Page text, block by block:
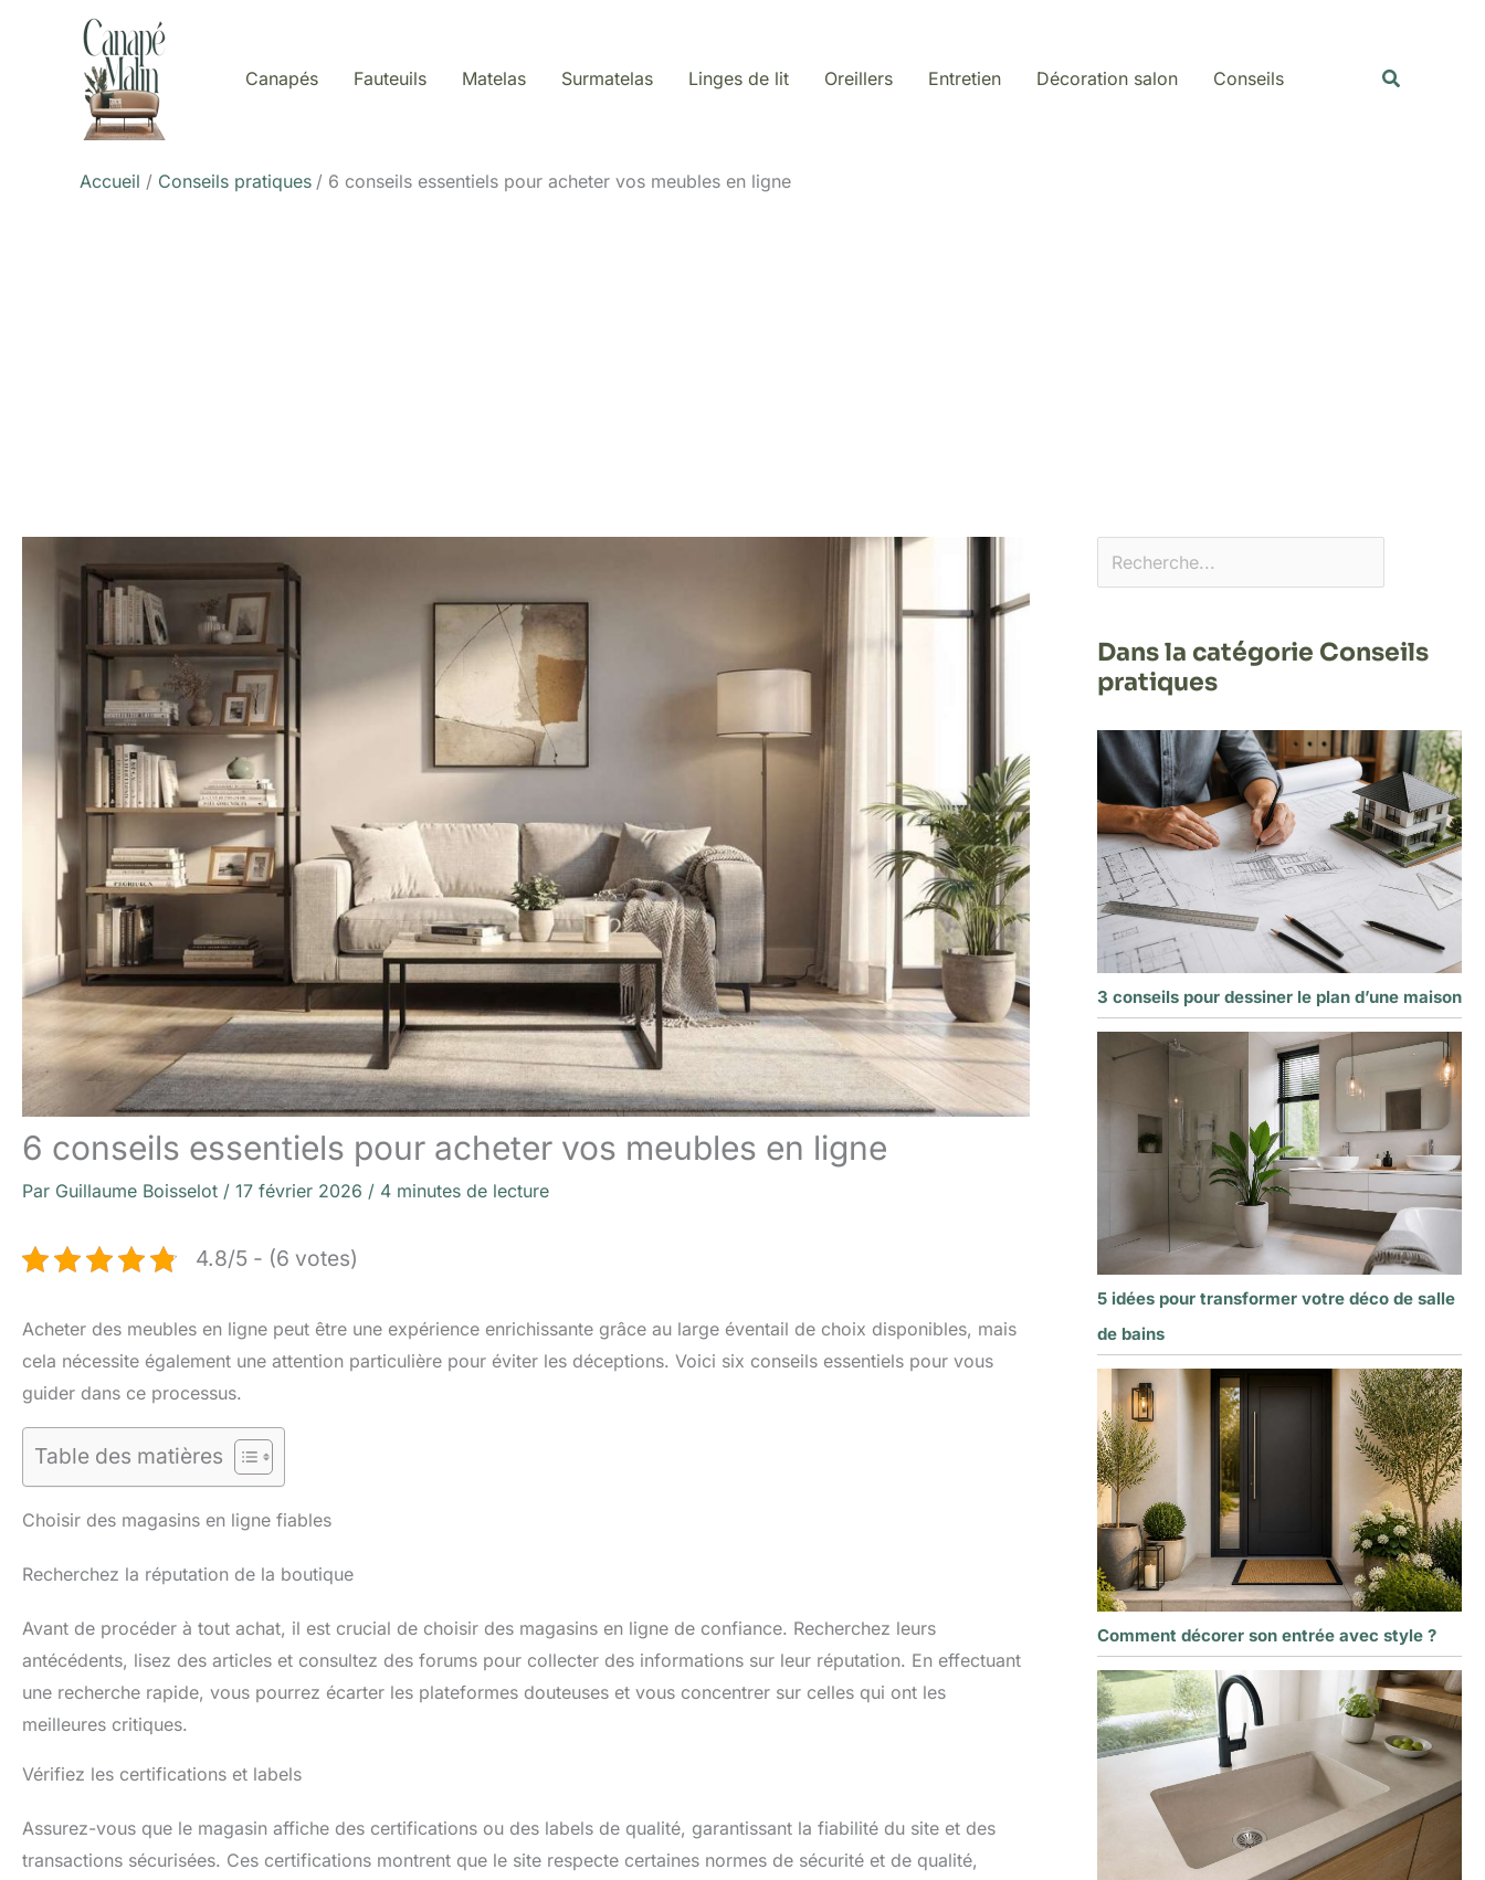
Canapés Fauteuils Matelas Surmatelas Linges de lit Oreillers Entretien Décoration salon Conseils
Accueil Conseils pratiques 6 conseils essentiels pour acheter vos meubles en ligne
6 conseils essentiels pour acheter vos meubles en ligne
Par Guillaume Boisselot / 17 février 2026 / 4 minutes de lecture
4.8/5 - (6 votes)
Acheter des meubles en ligne peut être une expérience enrichissante grâce au large éventail de choix disponibles, mais
cela nécessite également une attention particulière pour éviter les déceptions. Voici six conseils essentiels pour vous
guider dans ce processus.
Table des matières
Choisir des magasins en ligne fiables
Recherchez la réputation de la boutique
Avant de procéder à tout achat, il est crucial de choisir des magasins en ligne de confiance. Recherchez leurs
antécédents, lisez des articles et consultez des forums pour collecter des informations sur leur réputation. En effectuant
une recherche rapide, vous pourrez écarter les plateformes douteuses et vous concentrer sur celles qui ont les
meilleures critiques.
Vérifiez les certifications et labels
Assurez-vous que le magasin affiche des certifications ou des labels de qualité, garantissant la fiabilité du site et des
transactions sécurisées. Ces certifications montrent que le site respecte certaines normes de sécurité et de qualité,
Dans la catégorie Conseils
pratiques
3 conseils pour dessiner le plan d’une maison
5 idées pour transformer votre déco de salle
de bains
Comment décorer son entrée avec style ?